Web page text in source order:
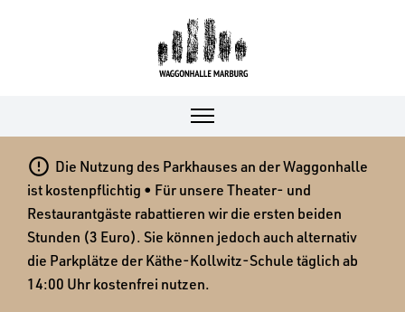
 Die Nutzung des Parkhauses an der Waggonhalle
ist kostenpflichtig • Für unsere Theater- und
Restaurantgäste rabattieren wir die ersten beiden
Stunden (3 Euro). Sie können jedoch auch alternativ
die Parkplätze der Käthe-Kollwitz-Schule täglich ab
14:00 Uhr kostenfrei nutzen.